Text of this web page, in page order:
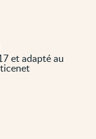
et adapté au